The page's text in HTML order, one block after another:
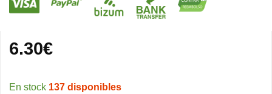
6.30€
137 disponibles